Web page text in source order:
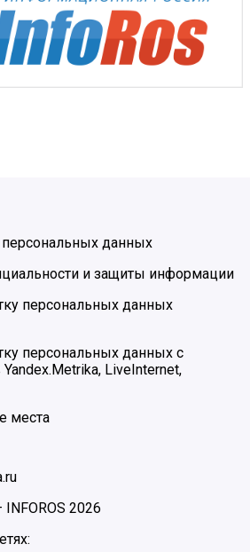
данных
и защиты информации
персональных данных
персональных данных с
LiveInternet,
места
INFOROS 2026